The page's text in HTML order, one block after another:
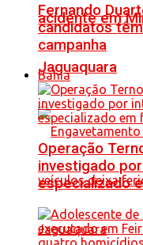
acidente em
Jaguaquara
Fernando
candidatos
campanha
Bahia
Operação
investigado
especializado